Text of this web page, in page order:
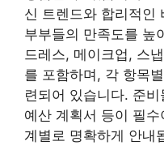
신 트렌드와 합리적인
부부들의 만족도를 높
드레스, 메이크업, 스
를 포함하며, 각 항목
련되어 있습니다. 준
예산 계획서 등이 필
계별로 명확하게 안내